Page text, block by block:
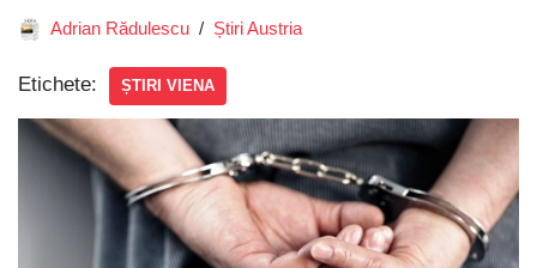
Adrian Rădulescu Știri Austria
Etichete: ȘTIRI VIENA